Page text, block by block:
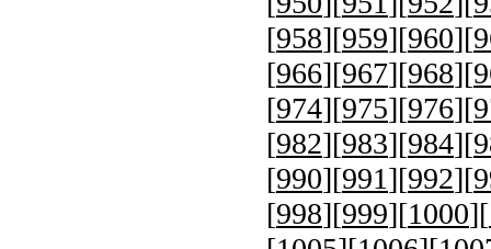
[958][959][960][
[966][967][968][
[974][975][976][
[982][983][984][
[990][991][992][
[998][999][1000][